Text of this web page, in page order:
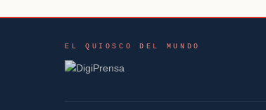
EL QUIOSCO DEL MUNDO